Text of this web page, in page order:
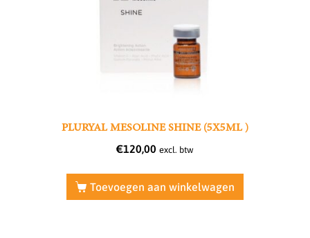
PLURYAL MESOLINE SHINE (5X5ML )
€120,00 excl. btw
Toevoegen aan winkelwagen